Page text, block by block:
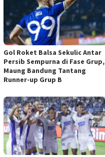
Gol Roket Balsa Sekulic Antar
Persib Sempurna di Fase Grup,
Maung Bandung Tantang
Runner-up Grup B